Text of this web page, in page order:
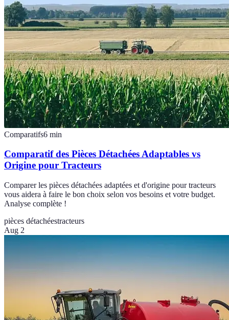
Comparatifs6 min
Comparatif des Pièces Détachées Adaptables vs
Origine pour Tracteurs
Comparer les pièces détachées adaptées et d'origine pour tracteurs
vous aidera à faire le bon choix selon vos besoins et votre budget.
Analyse complète !
pièces détachéestracteurs
Aug 2